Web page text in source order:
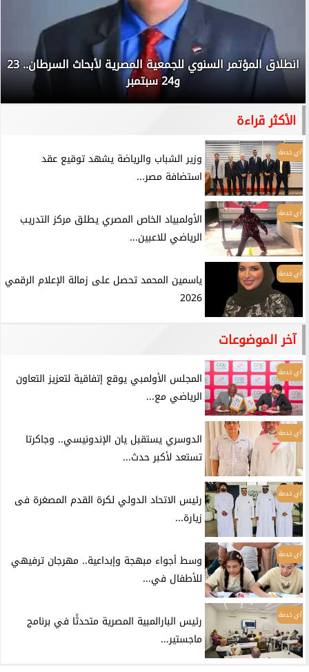
انطلاق المؤتمر السنوي للجمعية المصرية لأبحاث السرطان.. 23
و24 سبتمبر
الأكثر قراءة
أي خدمة
وزير الشباب والرياضة يشهد توقيع عقد
استضافة مصر...
أي خدمة
الأولمبياد الخاص المصري يطلق مركز التدريب
الرياضي للاعبين...
أي خدمة
ياسمين المحمد تحصل على زمالة الإعلام الرقمي
2026
آخر الموضوعات
أي خدمة
المجلس الأولمبي يوقع إتفاقية لتعزيز التعاون
الرياضي مع...
أي خدمة
الدوسري يستقبل يان الإندونيسي.. وجاكرتا
تستعد لأكبر حدث...
أي خدمة
رئيس الاتحاد الدولي لكرة القدم المصغرة فى
زيارة...
أي خدمة
وسط أجواء مبهجة وإبداعية.. مهرجان ترفيهي
للأطفال في...
أي خدمة
رئيس البارالمبية المصرية متحدثًا في برنامج
ماجستير...